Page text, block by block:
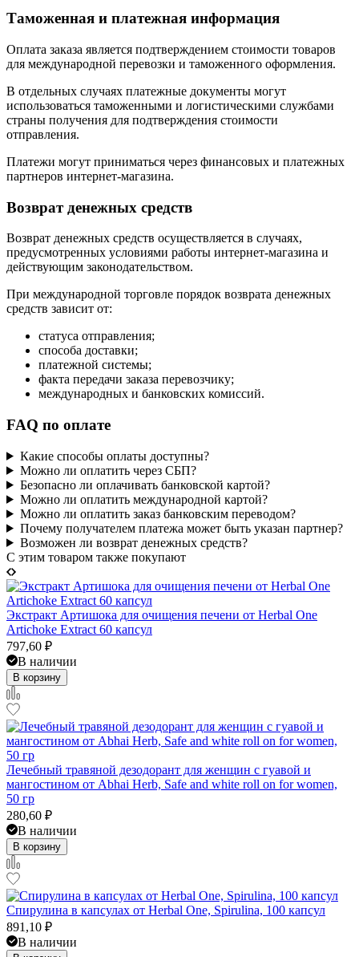
Таможенная и платежная информация
Оплата заказа является подтверждением стоимости товаров
для международной перевозки и таможенного оформления.
В отдельных случаях платежные документы могут
использоваться таможенными и логистическими службами
страны получения для подтверждения стоимости
отправления.
Платежи могут приниматься через финансовых и платежных
партнеров интернет-магазина.
Возврат денежных средств
Возврат денежных средств осуществляется в случаях,
предусмотренных условиями работы интернет-магазина и
действующим законодательством.
При международной торговле порядок возврата денежных
средств зависит от:
статуса отправления;
способа доставки;
платежной системы;
факта передачи заказа перевозчику;
международных и банковских комиссий.
FAQ по оплате
Какие способы оплаты доступны?
Можно ли оплатить через СБП?
Безопасно ли оплачивать банковской картой?
Можно ли оплатить международной картой?
Можно ли оплатить заказ банковским переводом?
Почему получателем платежа может быть указан партнер?
Возможен ли возврат денежных средств?
C этим товаром также покупают
Экстракт Артишока для очищения печени от Herbal One
Artichoke Extract 60 капсул
797,60 ₽
В наличии
В корзину
Лечебный травяной дезодорант для женщин с гуавой и
мангостином от Abhai Herb, Safe and white roll on for women,
50 гр
280,60 ₽
В наличии
В корзину
Спирулина в капсулах от Herbal One, Spirulina, 100 капсул
891,10 ₽
В наличии